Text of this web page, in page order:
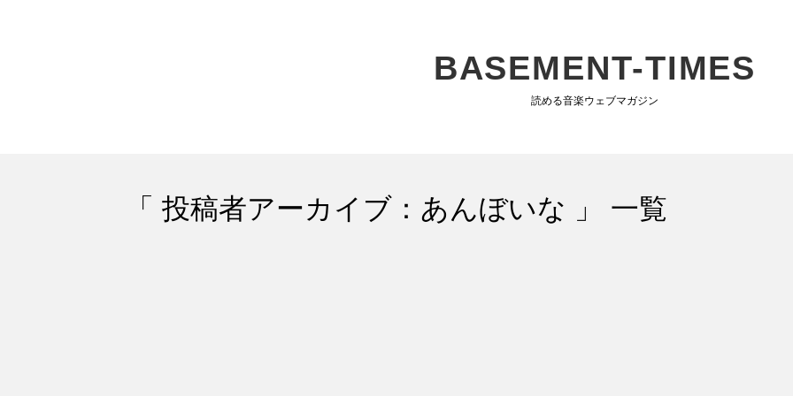
BASEMENT-TIMES
読める音楽ウェブマガジン
「 投稿者アーカイブ：あんぼいな 」 一覧